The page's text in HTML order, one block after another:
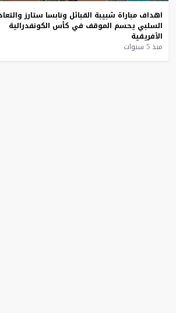
اهداف مباراة شبيبة القبائل ونابسا ستارز
السلبي يحسم الموقف في كأس الكونفدرالية
الأفريقية
منذ 5 سنوات